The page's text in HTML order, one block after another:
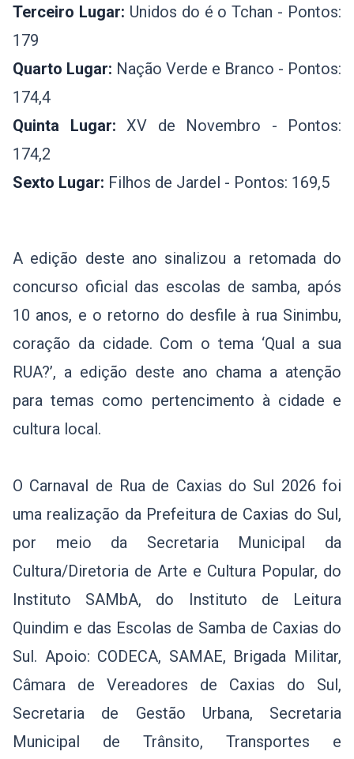
Terceiro Lugar: Unidos do é o Tchan - Pontos:
179
Quarto Lugar: Nação Verde e Branco - Pontos:
174,4
Quinta Lugar: XV de Novembro - Pontos:
174,2
Sexto Lugar: Filhos de Jardel - Pontos: 169,5
A edição deste ano sinalizou a retomada do
concurso oficial das escolas de samba, após
10 anos, e o retorno do desfile à rua Sinimbu,
coração da cidade. Com o tema ‘Qual a sua
RUA?’, a edição deste ano chama a atenção
para temas como pertencimento à cidade e
cultura local.
O Carnaval de Rua de Caxias do Sul 2026 foi
uma realização da Prefeitura de Caxias do Sul,
por meio da Secretaria Municipal da
Cultura/Diretoria de Arte e Cultura Popular, do
Instituto SAMbA, do Instituto de Leitura
Quindim e das Escolas de Samba de Caxias do
Sul. Apoio: CODECA, SAMAE, Brigada Militar,
Câmara de Vereadores de Caxias do Sul,
Secretaria de Gestão Urbana, Secretaria
Municipal de Trânsito, Transportes e